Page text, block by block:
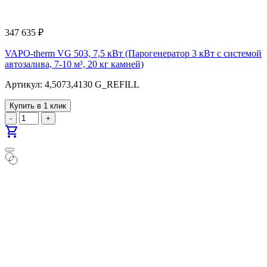
347 635 ₽
VAPO-therm VG 503, 7,5 кВт (Парогенератор 3 кВт с системой
автозалива, 7-10 м³, 20 кг камней)
Артикул: 4,5073,4130 G_REFILL
Купить в 1 клик
-
+
shopping_cart